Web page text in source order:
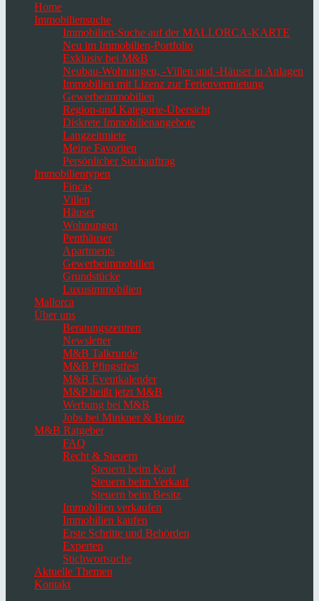
Home
Immobiliensuche
Immobilien-Suche auf der MALLORCA-KARTE
Neu im Immobilien-Portfolio
Exklusiv bei M&B
Neubau-Wohnungen, -Villen und -Häuser in Anlagen
Immobilien mit Lizenz zur Ferienvermietung
Gewerbeimmobilien
Region-und Kategorie-Übersicht
Diskrete Immobilienangebote
Langzeitmiete
Meine Favoriten
Persönlicher Suchauftrag
Immobilientypen
Fincas
Villen
Häuser
Wohnungen
Penthäuser
Apartments
Gewerbeimmobilien
Grundstücke
Luxusimmobilien
Mallorca
Über uns
Beratungszentren
Newsletter
M&B Talkrunde
M&B Pfingstfest
M&B Eventkalender
M&P heißt jetzt M&B
Werbung bei M&B
Jobs bei Minkner & Bonitz
M&B Ratgeber
FAQ
Recht & Steuern
Steuern beim Kauf
Steuern beim Verkauf
Steuern beim Besitz
Immobilien verkaufen
Immobilien kaufen
Erste Schritte und Behörden
Experten
Stichwortsuche
Aktuelle Themen
Kontakt